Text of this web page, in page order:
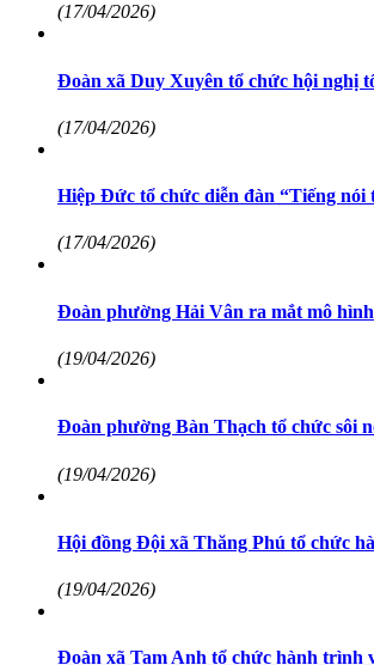
(17/04/2026)
Đoàn xã Duy Xuyên tổ chức hội nghị
(17/04/2026)
Hiệp Đức tổ chức diễn đàn “Tiếng
(17/04/2026)
Đoàn phường Hải Vân ra mắt mô
(19/04/2026)
Đoàn phường Bàn Thạch tổ chức sôi
(19/04/2026)
Hội đồng Đội xã Thăng Phú tổ chức
(19/04/2026)
Đoàn xã Tam Anh tổ chức hành trình